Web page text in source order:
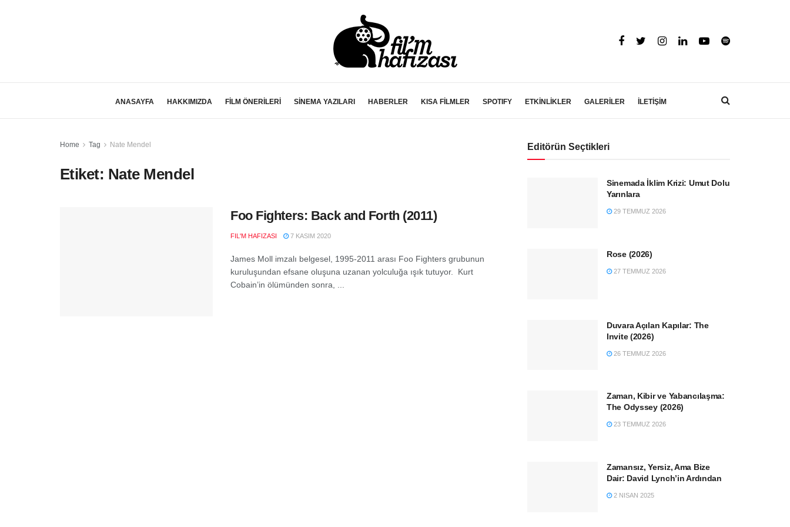
ANASAYFA HAKKIMIZDA FİLM ÖNERİLERİ SİNEMA YAZILARI HABERLER KISA FİLMLER SPOTIFY ETKİNLİKLER GALERİLER İLETİŞİM
Home Tag Nate Mendel
Etiket: Nate Mendel
Foo Fighters: Back and Forth (2011)
FIL'M HAFIZASI 7 KASIM 2020
James Moll imzalı belgesel, 1995-2011 arası Foo Fighters grubunun
kuruluşundan efsane oluşuna uzanan yolculuğa ışık tutuyor. Kurt
Cobain’in ölümünden sonra, ...
Editörün Seçtikleri
Sinemada İklim Krizi: Umut Dolu
Yarınlara
29 TEMMUZ 2026
Rose (2026)
27 TEMMUZ 2026
Duvara Açılan Kapılar: The
Invite (2026)
26 TEMMUZ 2026
Zaman, Kibir ve Yabancılaşma:
The Odyssey (2026)
23 TEMMUZ 2026
Zamansız, Yersiz, Ama Bize
Dair: David Lynch’in Ardından
2 NISAN 2025